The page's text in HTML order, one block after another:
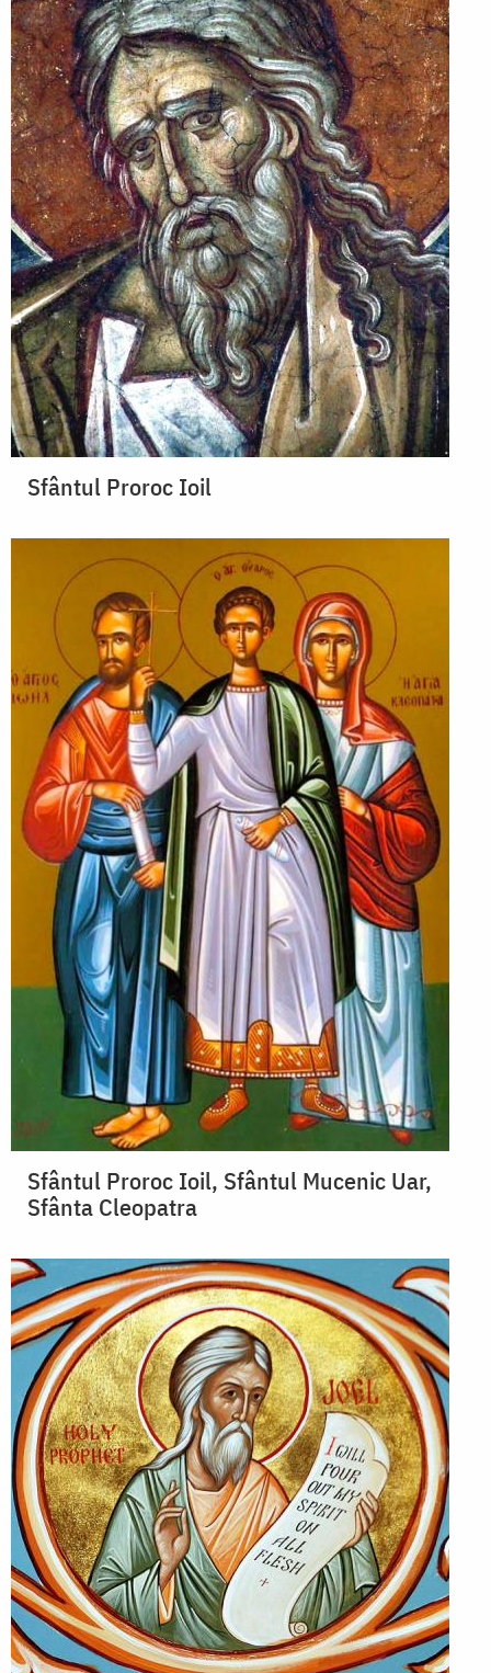
Sfântul Proroc Ioil
Sfântul Proroc Ioil, Sfântul Mucenic Uar,
Sfânta Cleopatra